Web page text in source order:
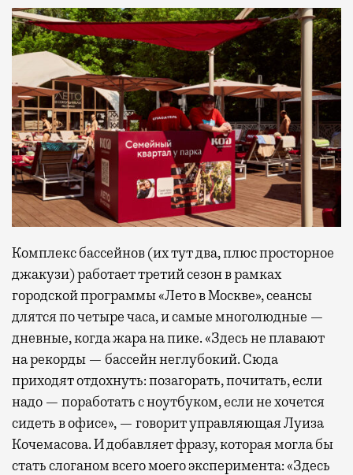
Комплекс бассейнов (их тут два, плюс просторное
джакузи) работает третий сезон в рамках
городской программы «Лето в Москве», сеансы
длятся по четыре часа, и самые многолюдные —
дневные, когда жара на пике. «Здесь не плавают
на рекорды — бассейн неглубокий. Сюда
приходят отдохнуть: позагорать, почитать, если
надо — поработать с ноутбуком, если не хочется
сидеть в офисе», — говорит управляющая Луиза
Кочемасова. И добавляет фразу, которая могла бы
стать слоганом всего моего эксперимента: «Здесь